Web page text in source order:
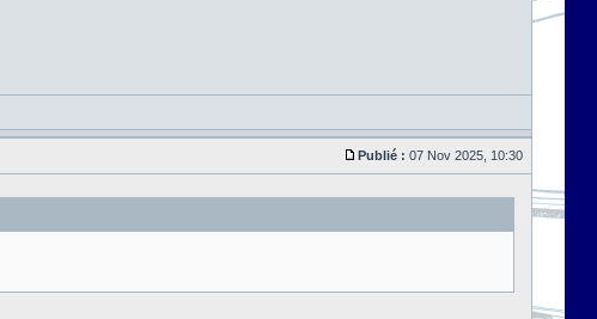
Publié : 07 Nov 2025, 10:30